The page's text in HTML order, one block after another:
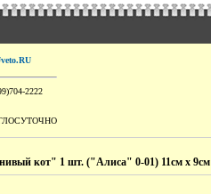
2222
кот" 1 шт. ("Алиса" 0-01) 11см х 9см